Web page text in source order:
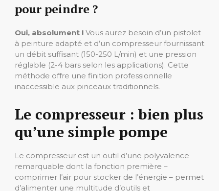
pour peindre ?
Oui, absolument ! Vous aurez besoin d’un pistolet
à peinture adapté et d’un compresseur fournissant
un débit suffisant (150-250 L/min) et une pression
réglable (2-4 bars selon les applications). Cette
méthode offre une finition professionnelle
inaccessible aux pinceaux traditionnels.
Le compresseur : bien plus
qu’une simple pompe
Le compresseur est un outil d’une polyvalence
remarquable dont la fonction première –
comprimer l’air pour stocker de l’énergie – permet
d’alimenter une multitude d’outils et